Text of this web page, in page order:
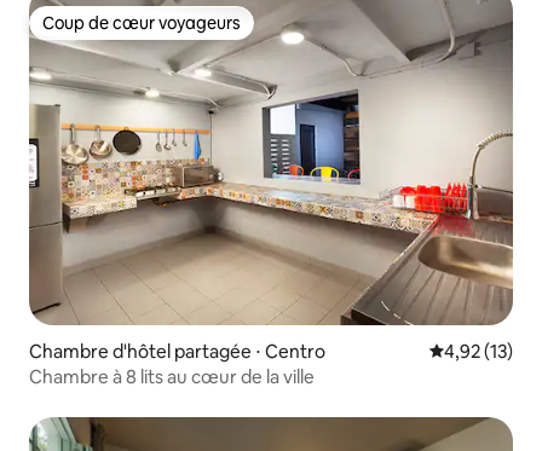
Coup de cœur voyageurs
Coup de cœur voyageurs
Chambre d'hôtel partagée ⋅ Centro Évaluation
4,92 (13)
Chambre à 8 lits au cœur de la ville